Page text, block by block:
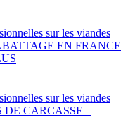
sur les viandes
EN FRANCE
sur les viandes
DE CARCASSE –